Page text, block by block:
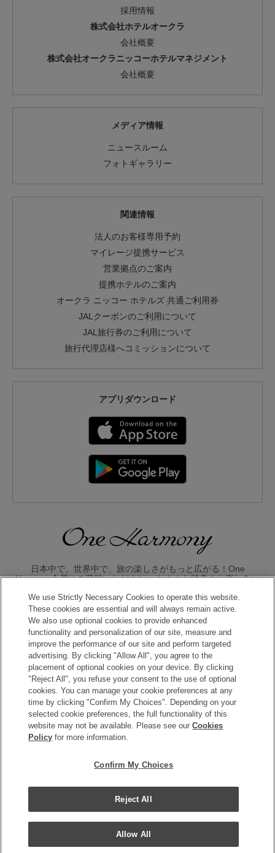
採用情報
株式会社ホテルオークラ
会社概要
株式会社オークラニッコーホテルマネジメント
会社概要
メディア情報
ニュースルーム
フォトギャラリー
関連情報
法人のお客様専用予約
マイレージ提携サービス
営業拠点のご案内
提携ホテルのご案内
オークラ ニッコー ホテルズ 共通ご利用券
JALクーポンのご利用について
JAL旅行券のご利用について
旅行代理店様へコミッションについて
アプリダウンロード
日本中で、世界中で、旅の楽しさがもっと広がる！One
Harmony会員にご登録いただくと、 おトクな特典をお楽しみい
入会のお申し込みはこちら
Copyright © Okura Nikko Hotel Management Co., Ltd. All
Rights Reserved.
個人情報保護方針
特定商取引法に基づく表記
サイトポリシー
We use Strictly Necessary Cookies to operate this website.
These cookies are essential and will always remain active.
We also use optional cookies to provide enhanced
functionality and personalization of our site, measure and
improve the performance of our site and perform targeted
advertising. By clicking "Allow All", you agree to the
placement of optional cookies on your device. By clicking
"Reject All", you refuse your consent to the use of optional
cookies. You can manage your cookie preferences at any
time by clicking "Confirm My Choices". Depending on your
selected cookie preferences, the full functionality of this
website may not be available. Please see ourCookies
Policy for more information.
Confirm My Choices
Reject All
Allow All